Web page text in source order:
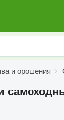
и орошения